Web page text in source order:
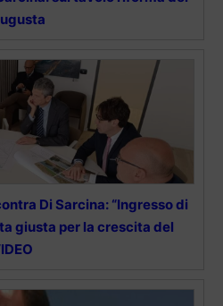
Di Sarcina: “Ingresso di
giusta per la crescita del